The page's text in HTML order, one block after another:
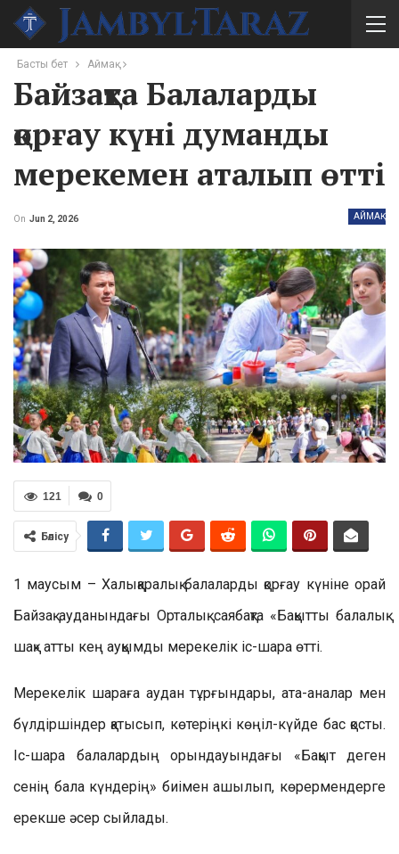
Басты бет Аймақ
Байзақта Балаларды
қорғау күні думанды
мерекемен аталып өтті
АЙМАҚ
On Jun 2, 2026
0
121
Бөлісу
1 маусым – Халықаралық балаларды қорғау күніне орай
Байзақ ауданындағы Орталық саябақта «Бақытты балалық
шақ» атты кең ауқымды мерекелік іс-шара өтті.
Мерекелік шараға аудан тұрғындары, ата-аналар мен
бүлдіршіндер қатысып, көтеріңкі көңіл-күйде бас қосты.
Іс-шара балалардың орындауындағы «Бақыт деген
сенің бала күндерің» биімен ашылып, көрермендерге
ерекше әсер сыйлады.